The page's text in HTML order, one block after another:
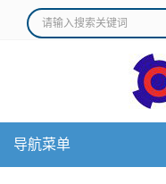
导航菜单